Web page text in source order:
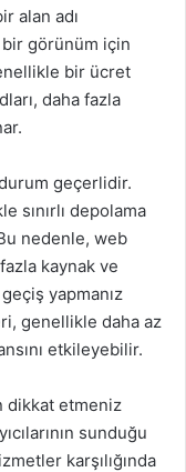
alan adı
görünüm için
bir ücret
daha fazla
geçerlidir.
sınırlı depolama
nedenle, web
kaynak ve
yapmanız
genellikle daha az
etkileyebilir.
dikkat etmeniz
sunduğu
karşılığında